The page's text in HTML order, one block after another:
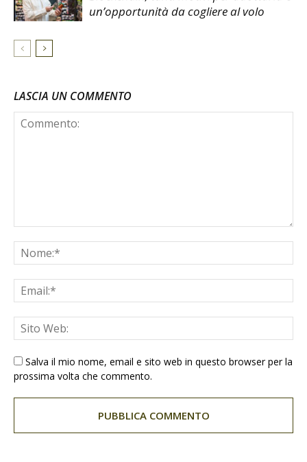
un’opportunità da cogliere al volo
LASCIA UN COMMENTO
Salva il mio nome, email e sito web in questo browser per la
prossima volta che commento.